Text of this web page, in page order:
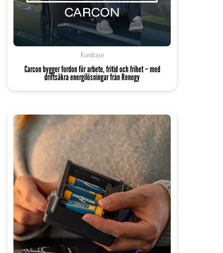
329 mm
Bredd
173 mm
Höjd
240 mm
Kundcase
Carcon bygger fordon för arbete, fritid och frihet – med
driftsäkra energilösningar från Renogy